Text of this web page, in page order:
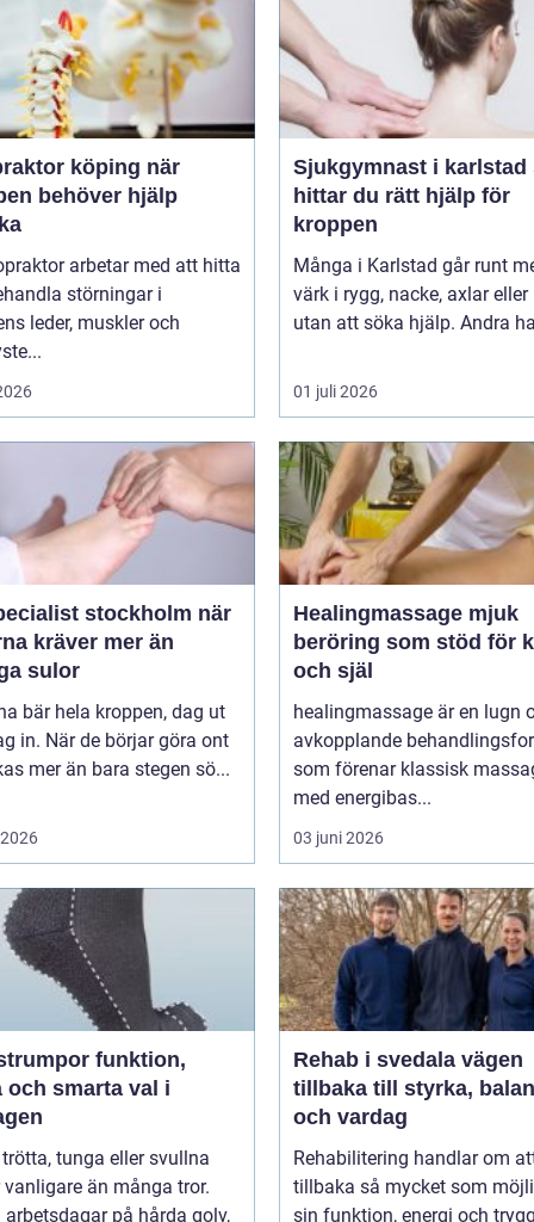
köping när
behöver hjälp
arbetar med att hitta
störningar i
leder, muskler och
Sjukgymnast i karlstad så
hittar du rätt hjälp för
kroppen
Många i Karlstad går runt
värk i rygg, nacke, axlar
utan att söka hjälp. Andra
01 juli 2026
stockholm när
kräver mer än
sulor
bär hela kroppen, dag ut
in. När de börjar göra ont
påverkas mer än bara stegen sö...
Healingmassage mjuk
beröring som stöd för
och själ
healingmassage är en lugn
avkopplande
som förenar klassisk
med energibas...
03 juni 2026
funktion,
och smarta val i
tunga eller svullna
vanligare än många tror.
arbetsdagar på hårda golv,
Rehab i svedala vägen
tillbaka till styrka,
och vardag
Rehabilitering handlar om
tillbaka så mycket som
sin funktion, energi och